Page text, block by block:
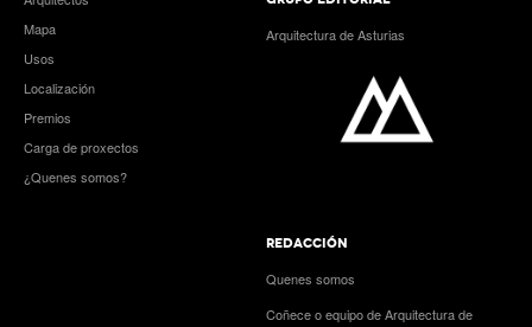
Mapa
Usos
Localización
Premios
Carga de proxectos
¿Quenes somos?
Arquitectura de Asturias
REDACCIÓN
Quenes somos
Coñece o equipo de Arquitectura de